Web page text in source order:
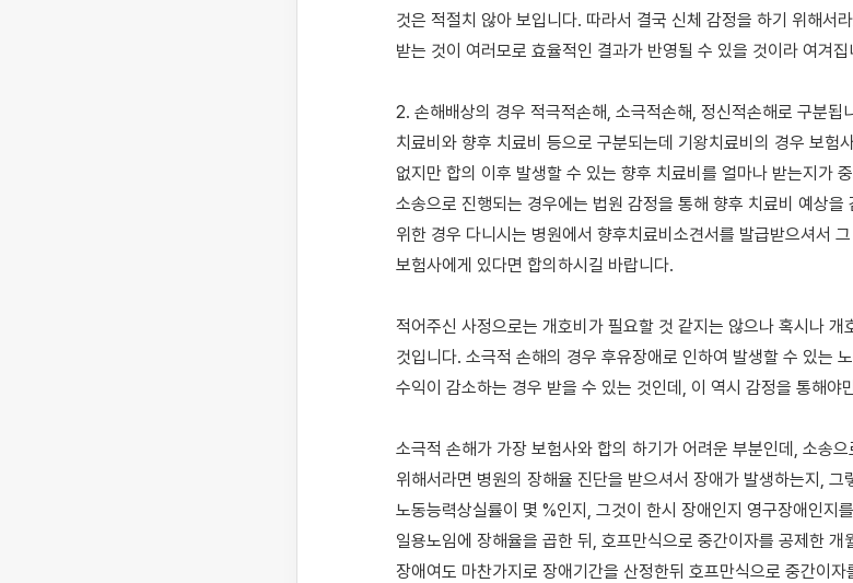
것은 적절치 않아 보입니다. 따라서 결국 신체 감정을 하기 위해서
받는 것이 여러모로 효율적인 결과가 반영될 수 있을 것이라 여겨집
2. 손해배상의 경우 적극적손해, 소극적손해, 정신적손해로 구분됩
치료비와 향후 치료비 등으로 구분되는데 기왕치료비의 경우 보험
없지만 합의 이후 발생할 수 있는 향후 치료비를 얼마나 받는지가
소송으로 진행되는 경우에는 법원 감정을 통해 향후 치료비 예상
위한 경우 다니시는 병원에서 향후치료비소견서를 발급받으셔서
보험사에게 있다면 합의하시길 바랍니다.
적어주신 사정으로는 개호비가 필요할 것 같지는 않으나 혹시나
것입니다. 소극적 손해의 경우 후유장애로 인하여 발생할 수 있는
수익이 감소하는 경우 받을 수 있는 것인데, 이 역시 감정을 통해야
소극적 손해가 가장 보험사와 합의 하기가 어려운 부분인데, 소송
위해서라면 병원의 장해율 진단을 받으셔서 장애가 발생하는지,
노동능력상실률이 몇 %인지, 그것이 한시 장애인지 영구장애인지
일용노임에 장해율을 곱한 뒤, 호프만식으로 중간이자를 공제한 개
장애여도 마찬가지로 장애기간을 산정한뒤 호프만식으로 중간이